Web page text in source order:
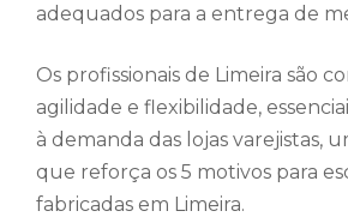
adequados para a entrega de
Os profissionais de Limeira são
agilidade e flexibilidade,
à demanda das lojas varejistas,
que reforça os 5 motivos para
fabricadas em Limeira.